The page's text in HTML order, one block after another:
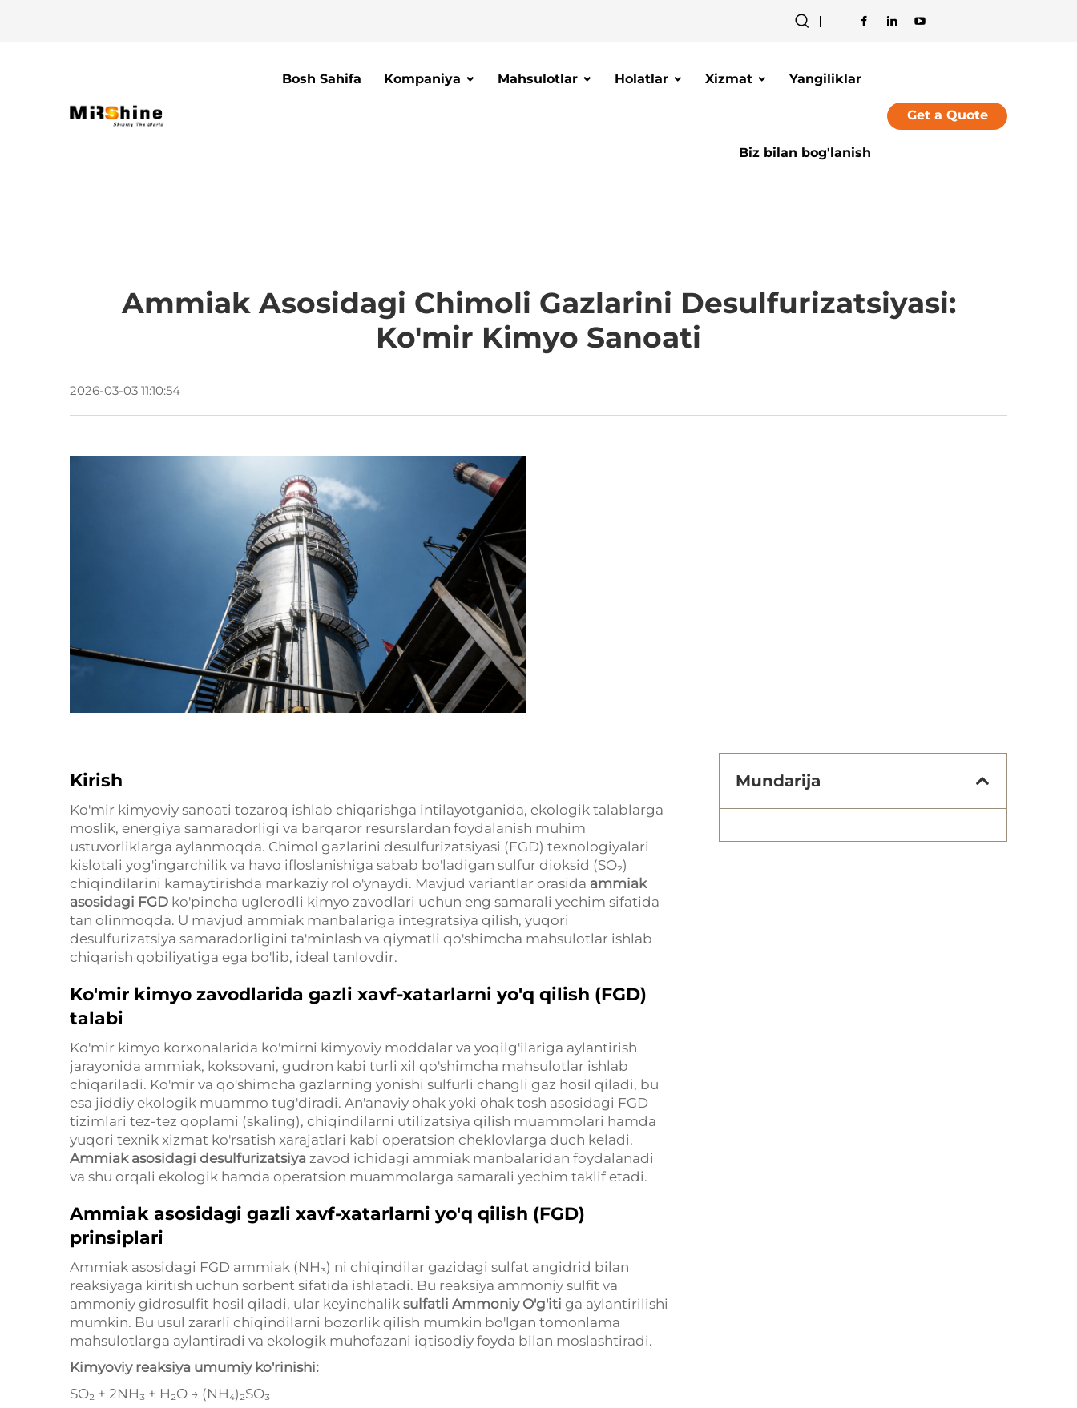
Bosh Sahifa Kompaniya Mahsulotlar Holatlar Xizmat Yangiliklar
Biz bilan bog'lanish
Get a Quote
Ammiak Asosidagi Chimoli Gazlarini Desulfurizatsiyasi:
Ko'mir Kimyo Sanoati
2026-03-03 11:10:54
Kirish
Ko'mir kimyoviy sanoati tozaroq ishlab chiqarishga intilayotganida, ekologik talablarga
moslik, energiya samaradorligi va barqaror resurslardan foydalanish muhim
ustuvorliklarga aylanmoqda. Chimol gazlarini desulfurizatsiyasi (FGD) texnologiyalari
kislotali yog'ingarchilik va havo ifloslanishiga sabab bo'ladigan sulfur dioksid (SO₂)
chiqindilarini kamaytirishda markaziy rol o'ynaydi. Mavjud variantlar orasida ammiak
asosidagi FGD ko'pincha uglerodli kimyo zavodlari uchun eng samarali yechim sifatida
tan olinmoqda. U mavjud ammiak manbalariga integratsiya qilish, yuqori
desulfurizatsiya samaradorligini ta'minlash va qiymatli qo'shimcha mahsulotlar ishlab
chiqarish qobiliyatiga ega bo'lib, ideal tanlovdir.
Ko'mir kimyo zavodlarida gazli xavf-xatarlarni yo'q qilish (FGD)
talabi
Ko'mir kimyo korxonalarida ko'mirni kimyoviy moddalar va yoqilg'ilariga aylantirish
jarayonida ammiak, koksovani, gudron kabi turli xil qo'shimcha mahsulotlar ishlab
chiqariladi. Ko'mir va qo'shimcha gazlarning yonishi sulfurli changli gaz hosil qiladi, bu
esa jiddiy ekologik muammo tug'diradi. An'anaviy ohak yoki ohak tosh asosidagi FGD
tizimlari tez-tez qoplami (skaling), chiqindilarni utilizatsiya qilish muammolari hamda
yuqori texnik xizmat ko'rsatish xarajatlari kabi operatsion cheklovlarga duch keladi.
Ammiak asosidagi desulfurizatsiya zavod ichidagi ammiak manbalaridan foydalanadi
va shu orqali ekologik hamda operatsion muammolarga samarali yechim taklif etadi.
Ammiak asosidagi gazli xavf-xatarlarni yo'q qilish (FGD)
prinsiplari
Ammiak asosidagi FGD ammiak (NH₃) ni chiqindilar gazidagi sulfat angidrid bilan
reaksiyaga kiritish uchun sorbent sifatida ishlatadi. Bu reaksiya ammoniy sulfit va
ammoniy gidrosulfit hosil qiladi, ular keyinchalik sulfatli Ammoniy O'g'iti ga aylantirilishi
mumkin. Bu usul zararli chiqindilarni bozorlik qilish mumkin bo'lgan tomonlama
mahsulotlarga aylantiradi va ekologik muhofazani iqtisodiy foyda bilan moslashtiradi.
Kimyoviy reaksiya umumiy ko'rinishi:
SO₂ + 2NH₃ + H₂O → (NH₄)₂SO₃
Mundarija